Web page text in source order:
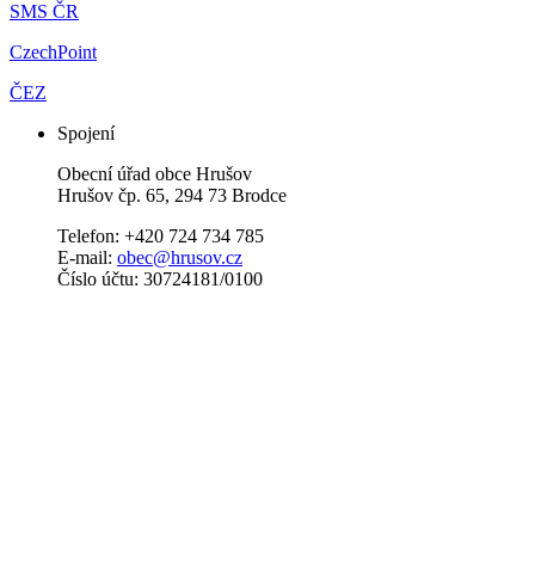
SMS ČR
CzechPoint
ČEZ
Spojení
Obecní úřad obce Hrušov
Hrušov čp. 65, 294 73 Brodce
Telefon: +420 724 734 785
E-mail: obec@hrusov.cz
Číslo účtu: 30724181/0100